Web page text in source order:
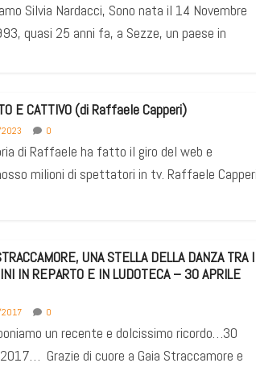
Silvia Nardacci, Sono nata il 14 Novembre
quasi 25 anni fa, a Sezze, un paese in
E CATTIVO (di Raffaele Capperi)
0
di Raffaele ha fatto il giro del web e
milioni di spettatori in tv. Raffaele Capperi
UNA STELLA DELLA DANZA TRA I
IN REPARTO E IN LUDOTECA – 30 APRILE
0
un recente e dolcissimo ricordo…30
Grazie di cuore a Gaia Straccamore e